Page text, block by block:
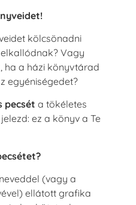
kölcsönadni
Vagy
ha a házi könyvtárad
egyéniségedet?
pecsét a tökéletes
ez a könyv a Te
(vagy a
ellátott grafika